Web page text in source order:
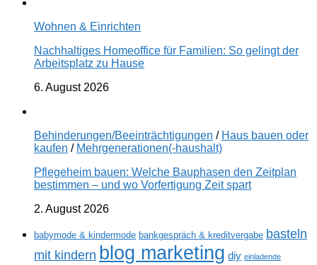
Wohnen & Einrichten
Nachhaltiges Homeoffice für Familien: So gelingt der
Arbeitsplatz zu Hause
6. August 2026
Behinderungen/Beeinträchtigungen / Haus bauen oder
kaufen / Mehrgenerationen(-haushalt)
Pflegeheim bauen: Welche Bauphasen den Zeitplan
bestimmen – und wo Vorfertigung Zeit spart
2. August 2026
babymode & kindermode bankgespräch & kreditvergabe basteln
mit kindern blog marketing diy einladende